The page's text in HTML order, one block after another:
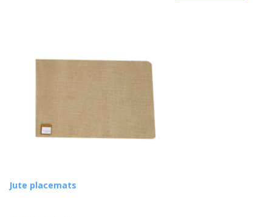
Jute placemats